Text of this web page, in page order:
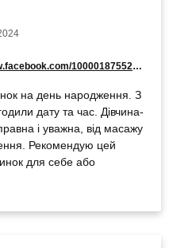
https://www.facebook.com/100001875526032
на день народження. З
дату та час. Дівчина-
і уважна, від масажу
Рекомендую цей
для себе або